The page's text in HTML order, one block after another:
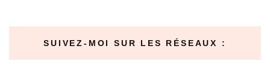
SUIVEZ-MOI SUR LES RÉSEAUX :